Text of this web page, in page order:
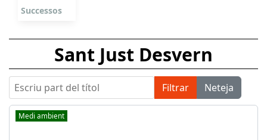
Successos
Sant Just Desvern
Escriu part del títol Filtrar Neteja
Medi ambient